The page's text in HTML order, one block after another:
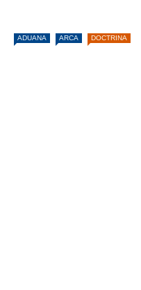
ADUANA ARCA DOCTRINA